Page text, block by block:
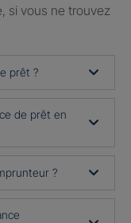
si vous ne trouvez
prêt ?
de prêt en
?